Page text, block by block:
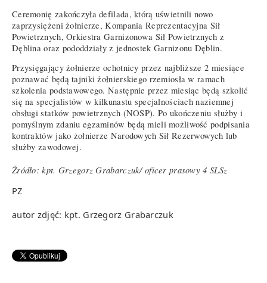
Ceremonię zakończyła defilada, którą uświetnili nowo
zaprzysiężeni żołnierze, Kompania Reprezentacyjna Sił
Powietrznych, Orkiestra Garnizonowa Sił Powietrznych z
Dęblina oraz pododdziały z jednostek Garnizonu Dęblin.
Przysięgający żołnierze ochotnicy przez najbliższe 2 miesiące
poznawać będą tajniki żołnierskiego rzemiosła w ramach
szkolenia podstawowego. Następnie przez miesiąc będą szkolić
się na specjalistów w kilkunastu specjalnościach naziemnej
obsługi statków powietrznych (NOSP). Po ukończeniu służby i
pomyślnym zdaniu egzaminów będą mieli możliwość podpisania
kontraktów jako żołnierze Narodowych Sił Rezerwowych lub
służby zawodowej.
Źródło: kpt. Grzegorz Grabarczuk/ oficer prasowy 4 SLSz
PZ
autor zdjęć: kpt. Grzegorz Grabarczuk